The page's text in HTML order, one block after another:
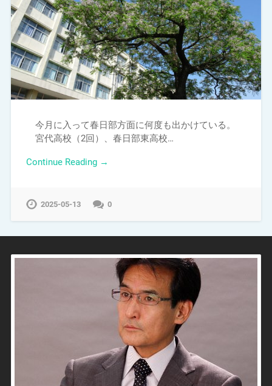
今月に入って春日部方面に何度も出かけている。
宮代高校（2回）、春日部東高校…
Continue Reading →
2025-05-13 0